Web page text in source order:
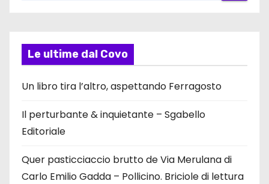
Le ultime dal Covo
Un libro tira l’altro, aspettando Ferragosto
Il perturbante & inquietante – Sgabello
Editoriale
Quer pasticciaccio brutto de Via Merulana di
Carlo Emilio Gadda – Pollicino. Briciole di lettura